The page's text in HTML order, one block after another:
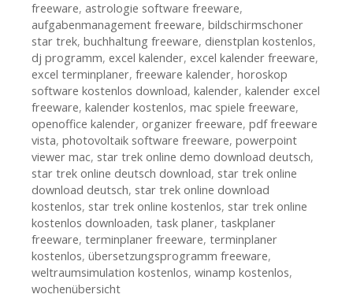
freeware, astrologie software freeware,
aufgabenmanagement freeware, bildschirmschoner
star trek, buchhaltung freeware, dienstplan kostenlos,
dj programm, excel kalender, excel kalender freeware,
excel terminplaner, freeware kalender, horoskop
software kostenlos download, kalender, kalender excel
freeware, kalender kostenlos, mac spiele freeware,
openoffice kalender, organizer freeware, pdf freeware
vista, photovoltaik software freeware, powerpoint
viewer mac, star trek online demo download deutsch,
star trek online deutsch download, star trek online
download deutsch, star trek online download
kostenlos, star trek online kostenlos, star trek online
kostenlos downloaden, task planer, taskplaner
freeware, terminplaner freeware, terminplaner
kostenlos, übersetzungsprogramm freeware,
weltraumsimulation kostenlos, winamp kostenlos,
wochenübersicht